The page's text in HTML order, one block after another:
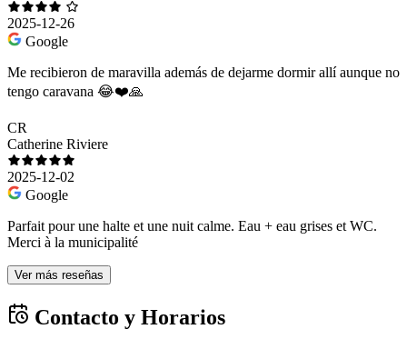
2025-12-26
Google
Me recibieron de maravilla además de dejarme dormir allí aunque no
tengo caravana 😂❤️🙏
CR
Catherine Riviere
2025-12-02
Google
Parfait pour une halte et une nuit calme. Eau + eau grises et WC.
Merci à la municipalité
Ver más reseñas
Contacto y Horarios